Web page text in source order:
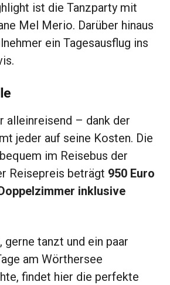
ist die Tanzparty mit
Mel Merio. Darüber ­hinaus
ein Tagesausflug ins
alleinreisend – dank der
jeder auf seine Kosten. Die
im Reisebus der
Reisepreis beträgt 950 Euro
inklusive
tanzt und ein paar
am Wörthersee
findet hier die perfekte